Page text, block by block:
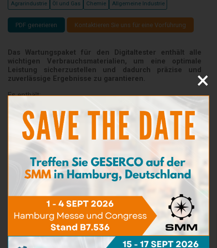
Wassergehalt (16)
Agrarindustrie
Öl und Gas Chemie Allgemeine Industrie
PDF generieren Kontaktieren Sie uns für eine Vorführung
Das Wartungspaket für den Digitaltester enthält alle
wichtigen Verbrauchsmaterialien, um eine optimale
Leistung sicherzustellen und dadurch präzise und
zuverlässige Ergebnisse zu garantieren.
Es enthält:
WT1152: Reaktionsflasche (2 Stück) und Dichtung
(2 Stück)
DP6152: USB-Kabel (1 Stück)
DP6189 : Fetttube – 30 g (1 Stück)
Produktcode
Wartungspaket für digitalen Tester: PP9102
×